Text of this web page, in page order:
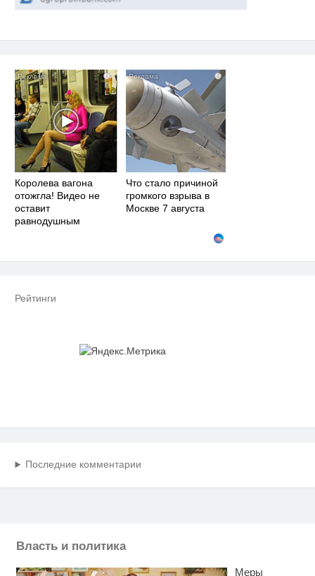
i
Королева вагона
отожгла! Видео не
оставит
равнодушным
i
Что стало причиной
громкого взрыва в
Москве 7 августа
Рейтинги
Последние комментарии
Власть и политика
Меры